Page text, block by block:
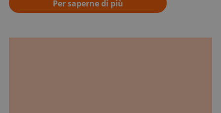
Per saperne di più